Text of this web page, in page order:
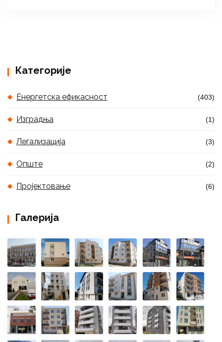
Категорије
Енергетска ефикасност (403)
Изградња (1)
Легализација (3)
Опште (2)
Пројектовање (6)
Галерија